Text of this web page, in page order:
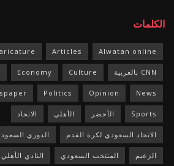
الكلمات
Alwatan online
Articles
CNN بالعربية Culture
Economy
News
Opinion
Politics
Sports الأخضر الأهلي الاتحاد
الاتحاد السعودي لكرة القدم الدوري
الزعيم المنتخب السعودي النادي الأهلي